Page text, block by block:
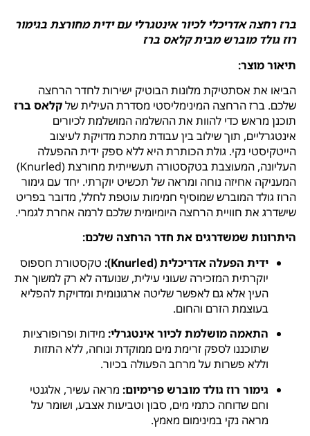
ברז רחצה אדריכלי לכיור אינטגרלי עם ידית מחורצת בגימור
רוז גולד מוברש מבית קלאס ברז
תיאור מוצר:
הביאו את אסתטיקת מלונות הבוטיק ישירות לחדר הרחצה
שלכם. ברז הרחצה המינימליסטי מסדרת העילית שלקלאס ברז
תוכנן מראש כדי להוות את ההשלמה המושלמת לכיורים
אינטגרליים, תוך שילוב בין עבודת מתכת מדויקת לעיצוב
הייטקיסטי נקי. גולת הכותרת היא ללא ספק ידית ההפעלה
העליונה, המעוצבת בטקסטורה תעשייתית מחורצת (Knurled)
המעניקה אחיזה נוחה ומראה של תכשיט יוקרתי. יחד עם גימור
הרוז גולד המוברש שמוסיף חמימות עוטפת לחלל, מדובר בפריט
שישדרג את חוויית הרחצה היומיומית שלכם לרמה אחרת לגמרי.
היתרונות שמשדרגים את חדר הרחצה שלכם:
ידית הפעלה אדריכלית (Knurled):
טקסטורת חספוס
יוקרתית המזכירה שעוני עילית, שנועדה לא רק למשוך את
העין אלא גם לאפשר שליטה ארגונומית ומדויקת להפליא
בעוצמת הזרם והחום.
התאמה מושלמת לכיור אינטגרלי: מידות ופרופורציות
שתוכננו לספק זרימת מים ממוקדת ונוחה, ללא התזות
וללא פשרות על מרחב הפעולה בכיור.
גימור רוז גולד מוברש פרימיום: מראה עשיר, אלגנטי
וחם שדוחה כתמי מים, סבון וטביעות אצבע, ושומר על
מראה נקי במינימום מאמץ.